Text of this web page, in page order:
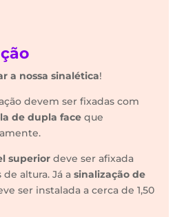
a nossa sinalética!
devem ser fixadas com
de dupla face que
superior deve ser afixada
de altura. Já asinalização de
ser instalada a cerca de 1,50